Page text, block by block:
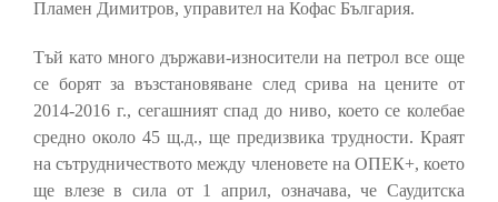
Пламен Димитров, управител на Кофас България.
Тъй като много държави-износители на петрол все още
се борят за възстановяване след срива на цените от
2014-2016 г., сегашният спад до ниво, което се колебае
средно около 45 щ.д., ще предизвика трудности. Краят
на сътрудничеството между членовете на ОПЕК+, което
ще влезе в сила от 1 април, означава, че Саудитска